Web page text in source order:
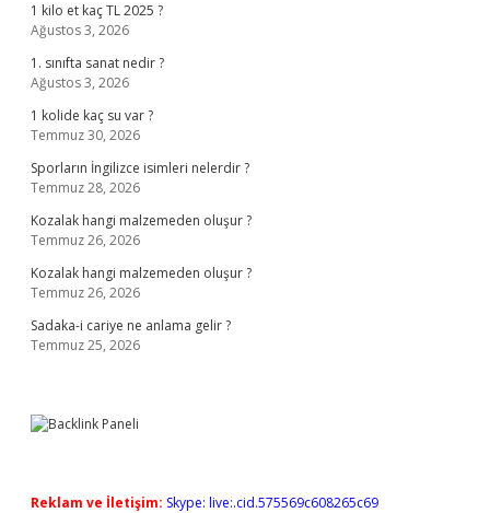
1 kilo et kaç TL 2025 ?
Ağustos 3, 2026
1. sınıfta sanat nedir ?
Ağustos 3, 2026
1 kolide kaç su var ?
Temmuz 30, 2026
Sporların İngilizce isimleri nelerdir ?
Temmuz 28, 2026
Kozalak hangi malzemeden oluşur ?
Temmuz 26, 2026
Kozalak hangi malzemeden oluşur ?
Temmuz 26, 2026
Sadaka-i cariye ne anlama gelir ?
Temmuz 25, 2026
Reklam ve İletişim: Skype: live:.cid.575569c608265c69